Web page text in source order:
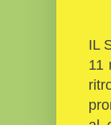
IL
11